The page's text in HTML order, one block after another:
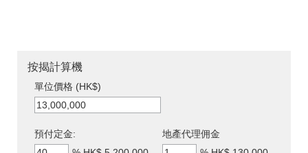
按揭計算機
單位價格 (HK$)
預付定金:
地產代理佣金